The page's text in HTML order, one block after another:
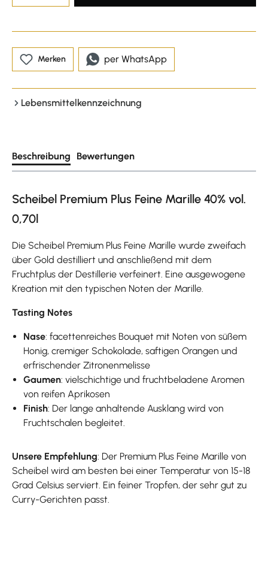
Merken per WhatsApp
Lebensmittelkennzeichnung
Beschreibung Bewertungen
Scheibel Premium Plus Feine Marille 40% vol.
0,70l
Die Scheibel Premium Plus Feine Marille wurde zweifach
über Gold destilliert und anschließend mit dem
Fruchtplus der Destillerie verfeinert. Eine ausgewogene
Kreation mit den typischen Noten der Marille.
Tasting Notes
Nase: facettenreiches Bouquet mit Noten von süßem
Honig, cremiger Schokolade, saftigen Orangen und
erfrischender Zitronenmelisse
Gaumen: vielschichtige und fruchtbeladene Aromen
von reifen Aprikosen
Finish: Der lange anhaltende Ausklang wird von
Fruchtschalen begleitet.
Unsere Empfehlung: Der Premium Plus Feine Marille von
Scheibel wird am besten bei einer Temperatur von 15-18
Grad Celsius serviert. Ein feiner Tropfen, der sehr gut zu
Curry-Gerichten passt.